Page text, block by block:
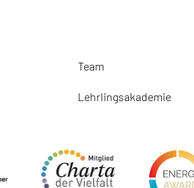
Team
Lehrlingsakademie